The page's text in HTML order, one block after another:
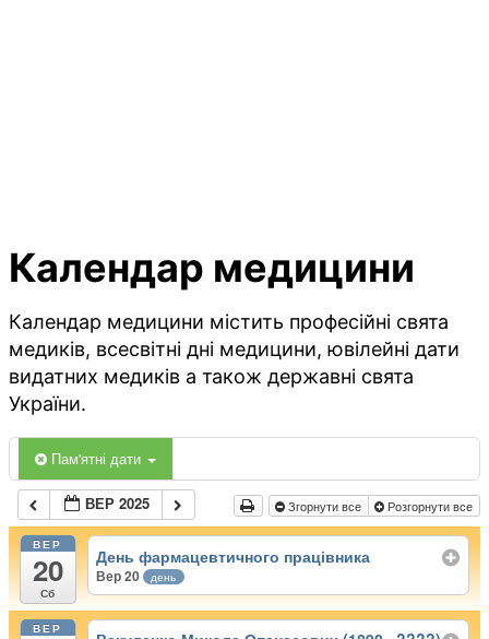
Календар медицини
Календар медицини містить професійні свята
медиків, всесвітні дні медицини, ювілейні дати
видатних медиків а також державні свята
України.
Пам'ятні дати
ВЕР 2025 Згорнути все Розгорнути все
ВЕР
20
Сб
День фармацевтичного працівника
Вер 20 день
ВЕР